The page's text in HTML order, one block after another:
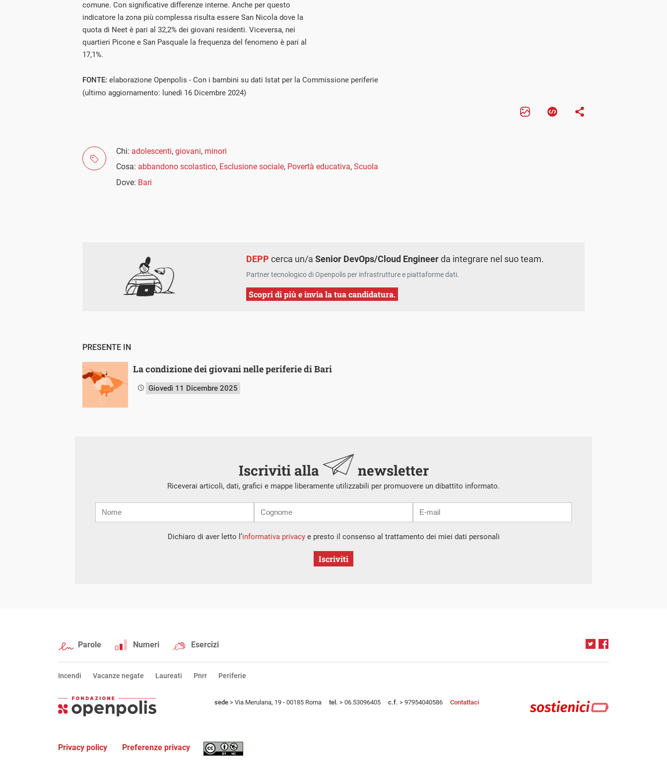
comune. Con significative differenze interne. Anche per questo
indicatore la zona più complessa risulta essere San Nicola dove la
quota di Neet è pari al 32,2% dei giovani residenti. Viceversa, nei
quartieri Picone e San Pasquale la frequenza del fenomeno è pari al
17,1%.
FONTE: elaborazione Openpolis - Con i bambini su dati Istat per la Commissione periferie
(ultimo aggiornamento: lunedì 16 Dicembre 2024)
Chi: adolescenti, giovani, minori
Cosa: abbandono scolastico, Esclusione sociale, Povertà educativa, Scuola
Dove: Bari
DEPP cerca un/aSenior DevOps/Cloud Engineerda integrare nel suo team.
Partner tecnologico di Openpolis per infrastrutture e piattaforme dati.
Scopri di più e invia la tua candidatura.
PRESENTE IN
La condizione dei giovani nelle periferie di Bari
Giovedì 11 Dicembre 2025
Iscriviti alla newsletter
Riceverai articoli, dati, grafici e mappe liberamente utilizzabili per promuovere un dibattito informato.
mail
Dichiaro di aver letto l’informativa privacye presto il consenso al trattamento dei miei dati personali
Iscriviti
Parole Numeri Esercizi
Incendi Vacanze negate Laureati Pnrr Periferie
sede > Via Merulana, 19 - 00185 Roma tel. > 06.53096405 c.f. > 97954040586 Contattaci
Privacy policy Preferenze privacy